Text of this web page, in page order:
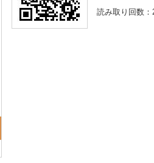
読み取り回数：